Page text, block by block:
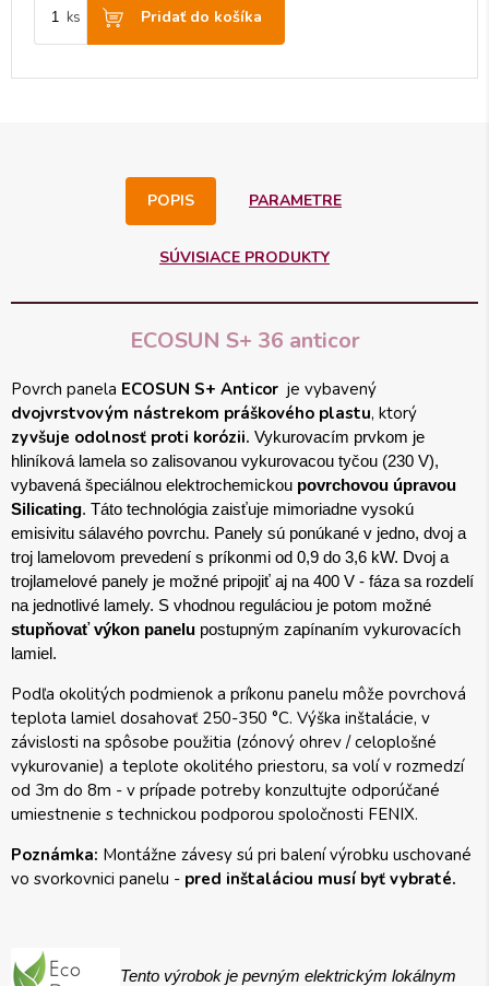
ks Pridať do košíka
POPIS PARAMETRE
SÚVISIACE PRODUKTY
ECOSUN S+ 36 anticor
Povrch panela ECOSUN S+ Anticor je vybavený
dvojvrstvovým nástrekom práškového plastu, ktorý
zyvšuje odolnosť proti korózii. Vykurovacím prvkom je
hliníková lamela so zalisovanou vykurovacou tyčou (230 V),
vybavená špeciálnou elektrochemickou povrchovou úpravou
Silicating. Táto technológia zaisťuje mimoriadne vysokú
emisivitu sálavého povrchu. Panely sú ponúkané v jedno, dvoj a
troj lamelovom prevedení s príkonmi od 0,9 do 3,6 kW. Dvoj a
trojlamelové panely je možné pripojiť aj na 400 V - fáza sa rozdelí
stupňovať výkon panelu postupným zapínaním vykurovacích
lamiel.
Podľa okolitých podmienok a príkonu panelu môže povrchová
teplota lamiel dosahovať 250-350 °C. Výška inštalácie, v
závislosti na spôsobe použitia (zónový ohrev / celoplošné
vykurovanie) a teplote okolitého priestoru, sa volí v rozmedzí
od 3m do 8m - v prípade potreby konzultujte odporúčané
umiestnenie s technickou podporou spoločnosti FENIX.
Poznámka: Montážne závesy sú pri balení výrobku uschované
vo svorkovnici panelu - pred inštaláciou musí byť vybraté.
Tento výrobok je pevným elektrickým lokálnym